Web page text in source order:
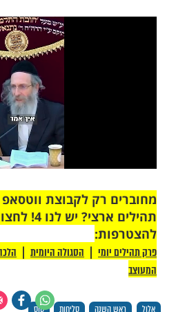
יכולים להפוך בטעות בשנה החדשה
עוד תוכן חדש
שלנו בתהילים